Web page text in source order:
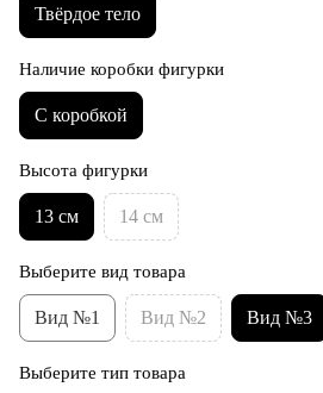
Твёрдое тело
Наличие коробки фигурки
С коробкой
Высота фигурки
13 см 14 см
Выберите вид товара
Вид №1 Вид №2 Вид №3
Выберите тип товара